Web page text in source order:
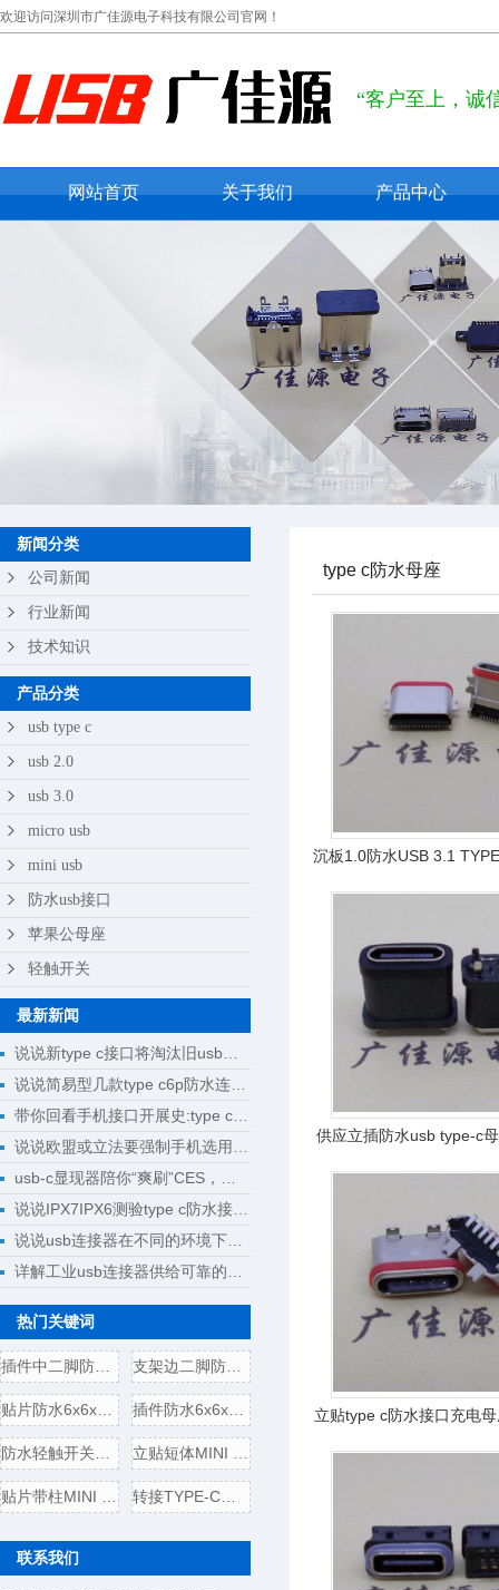
欢迎访问深圳市广佳源电子科技有限公司官网！
“客户至上，诚
网站首页 关于我们
公司概况
联系我们
在线留言
产品中心
usb type c
usb 2.0
usb 3.0
micro usb
mini usb
防水usb接口
轻触开关
新闻分类
公司新闻
行业新闻
技术知识
产品分类
usb type c
usb 2.0
usb 3.0
micro usb
mini usb
防水usb接口
苹果公母座
轻触开关
最新新闻
说说新type c接口将淘汰旧usb接口成为回忆
说说简易型几款type c6p防水连接器母座规格尺寸
带你回看手机接口开展史:type c将完成大一统
说说欧盟或立法要强制手机选用type c接口
usb-c显现器陪你“爽刷”CES，明晰解锁新科技
说说IPX7IPX6测验type c防水接口测验计划
说说usb连接器在不同的环境下运用
详解工业usb连接器供给可靠的操作
热门关键词
插件中二脚防水6x6x5轻触开 支架边二脚防水6x6x5轻触开
贴片防水6x6x5轻触开关电气 插件防水6x6x5轻触开关电气
防水轻触开关边二脚插板 立贴短体MINI USB 5P母座,带
贴片带柱MINI USB 5P公头/插 转接TYPE-C母头转USB3.0插头
联系我们
type c防水母座
沉板1.0防水USB 3.1
IPX7等级
供应立插防水usb type-c
立贴type c防水接口充电
水等级